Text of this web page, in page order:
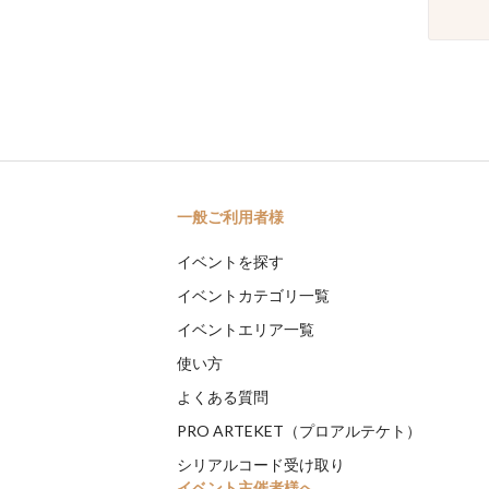
一般ご利用者様
イベントを探す
イベントカテゴリ一覧
イベントエリア一覧
使い方
よくある質問
PRO ARTEKET（プロアルテケト）
シリアルコード受け取り